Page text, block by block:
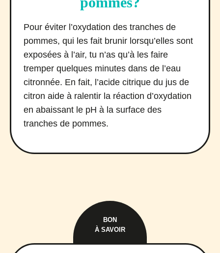
Pour éviter l’oxydation des tranches de
pommes, qui les fait brunir lorsqu’elles sont
exposées à l’air, tu n’as qu’à les faire
tremper quelques minutes dans de l’eau
citronnée. En fait, l’acide citrique du jus de
citron aide à ralentir la réaction d’oxydation
en abaissant le pH à la surface des
tranches de pommes.
BON
À SAVOIR